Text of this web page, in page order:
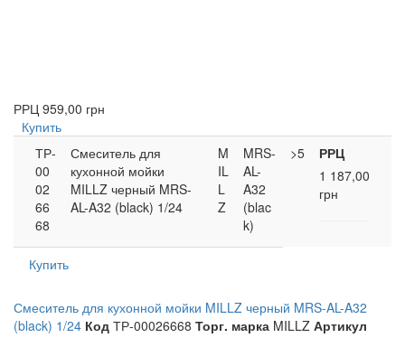
РРЦ 959,00 грн
Купить
ТР-
00
02
66
68
Смеситель для
кухонной мойки
MILLZ черный MRS-
AL-A32 (black) 1/24
M
IL
L
Z
MRS-
AL-
A32
(blac
k)
>5
РРЦ
1 187,00
грн
Купить
Смеситель для кухонной мойки MILLZ черный MRS-AL-A32
(black) 1/24 Код ТР-00026668 Торг. марка MILLZ Артикул